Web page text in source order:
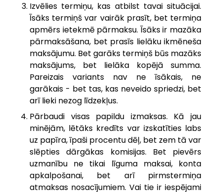
Izvēlies termiņu, kas atbilst tavai situācijai.
Īsāks termiņš var vairāk prasīt, bet termiņa
apmērs ietekmē pārmaksu. Īsāks ir mazāka
pārmaksāšana, bet prasīs lielāku ikmēneša
maksājumu. Bet garāks termiņš būs mazāks
maksājums, bet lielāka kopējā summa.
Pareizais variants nav ne īsākais, ne
garākais - bet tas, kas neveido spriedzi, bet
arī lieki nezog līdzekļus.
Pārbaudi visas papildu izmaksas. Kā jau
minējām, lētāks kredīts var izskatīties labs
uz papīra, īpaši procentu dēļ, bet zem tā var
slēpties dārgākas komisijas. Bet pievērs
uzmanību ne tikai līguma maksai, konta
apkalpošanai, bet arī pirmstermiņa
atmaksas nosacījumiem. Vai tie ir iespējami